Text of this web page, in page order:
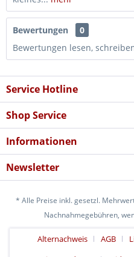
Bewertungen
0
Bewertungen lesen,
Service Hotline
Shop Service
Informationen
Newsletter
* Alle Preise inkl. gesetzl.
Nachnahmegebühren,
Alternachweis AGB